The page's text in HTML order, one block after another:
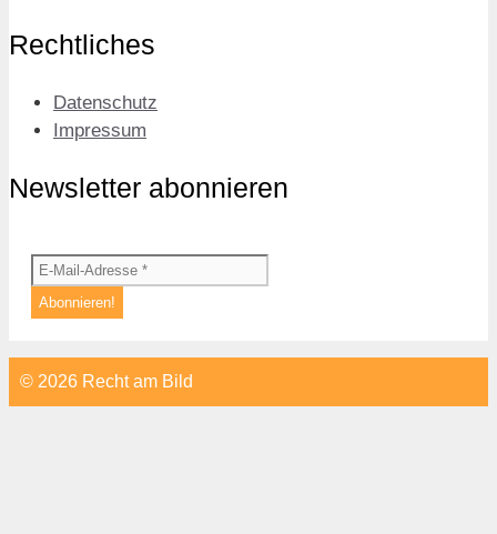
Rechtliches
Datenschutz
Impressum
Newsletter abonnieren
© 2026 Recht am Bild